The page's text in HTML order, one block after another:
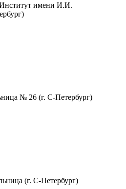
имени И.И.
№ 26 (г. С-Петербург)
(г. С-Петербург)